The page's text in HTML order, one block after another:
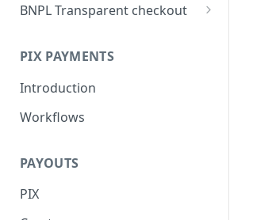
Embedded integration
BNPL Transparent checkout
PIX PAYMENTS
Introduction
Workflows
PAYOUTS
PIX